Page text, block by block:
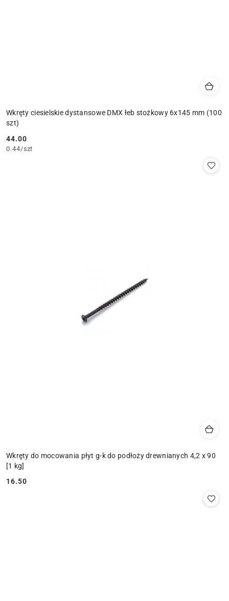
Wkręty ciesielskie dystansowe DMX łeb stożkowy 6x145 mm (100
szt)
Cena:
44.00
0.44/szt
Wkręty do mocowania płyt g-k do podłoży drewnianych 4,2 x 90
[1 kg]
Cena:
16.50